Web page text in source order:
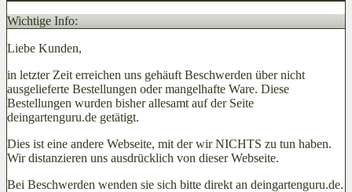
Wichtige Info:
Liebe Kunden,
in letzter Zeit erreichen uns gehäuft Beschwerden über nicht
ausgelieferte Bestellungen oder mangelhafte Ware. Diese
Bestellungen wurden bisher allesamt auf der Seite
deingartenguru.de getätigt.
Dies ist eine andere Webseite, mit der wir NICHTS zu tun haben.
Wir distanzieren uns ausdrücklich von dieser Webseite.
Bei Beschwerden wenden sie sich bitte direkt an deingartenguru.de.